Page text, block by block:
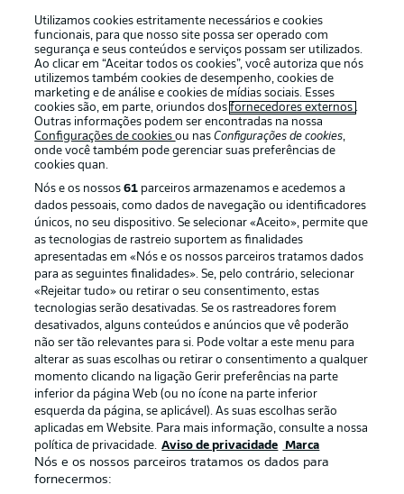
Oferecido por
Publicidade Avisos legais
Gerir preferências Aviso de privacidade
Trabalhe conosco
Marca Contato
Jogadores
Utilizamos cookies estritamente necessários e cookies
funcionais, para que nosso site possa ser operado com
segurança e seus conteúdos e serviços possam ser utilizados.
Ao clicar em “Aceitar todos os cookies”, você autoriza que nós
utilizemos também cookies de desempenho, cookies de
marketing e de análise e cookies de mídias sociais. Esses
cookies são, em parte, oriundos dosfornecedores externos .
Outras informações podem ser encontradas na nossa
Configurações de cookiesou nasConfigurações de cookies,
onde você também pode gerenciar suas preferências de
cookies quan.
Nós e os nossos61 parceiros armazenamos e acedemos a
dados pessoais, como dados de navegação ou identificadores
únicos, no seu dispositivo. Se selecionar «Aceito», permite que
as tecnologias de rastreio suportem as finalidades
apresentadas em «Nós e os nossos parceiros tratamos dados
para as seguintes finalidades». Se, pelo contrário, selecionar
«Rejeitar tudo» ou retirar o seu consentimento, estas
tecnologias serão desativadas. Se os rastreadores forem
desativados, alguns conteúdos e anúncios que vê poderão
não ser tão relevantes para si. Pode voltar a este menu para
alterar as suas escolhas ou retirar o consentimento a qualquer
momento clicando na ligação Gerir preferências na parte
inferior da página Web (ou no ícone na parte inferior
esquerda da página, se aplicável). As suas escolhas serão
aplicadas em Website. Para mais informação, consulte a nossa
política de privacidade. Aviso de privacidade Marca
Nós e os nossos parceiros tratamos os dados para
fornecermos: